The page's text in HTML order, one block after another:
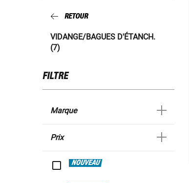
RETOUR
VIDANGE/BAGUES D'ÉTANCH.
(7)
FILTRE
Marque
Prix
NOUVEAU